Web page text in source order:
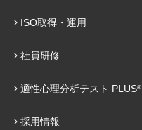
ISO取得・運用
社員研修
適性心理分析テスト PLUS®
採用情報